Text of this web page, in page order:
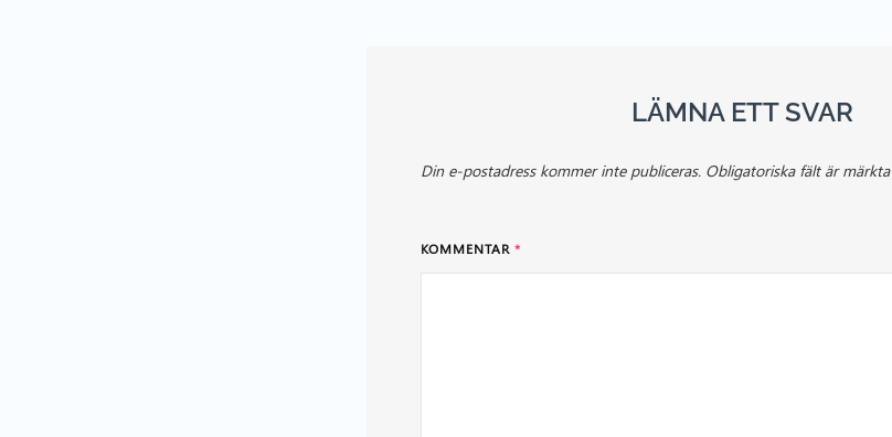
LÄMNA ETT SVAR
Din e-postadress kommer inte publiceras. Obligatoriska fält är märkta
KOMMENTAR *